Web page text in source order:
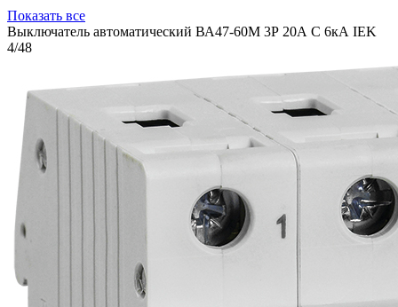
Показать все
Выключатель автоматический ВА47-60М 3Р 20А C 6кА IEK
4/48